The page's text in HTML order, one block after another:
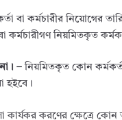
বা কর্মচারীর নিয়োগের
কর্মচারীগণ নিয়মিতকৃত
– নিয়মিতকৃত কোন
হইবে।
কার্যকর করণের ক্ষেত্রে